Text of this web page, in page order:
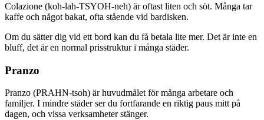
Colazione (koh-lah-TSYOH-neh) är oftast liten och söt. Många tar
kaffe och något bakat, ofta stående vid bardisken.
Om du sätter dig vid ett bord kan du få betala lite mer. Det är inte en
bluff, det är en normal prisstruktur i många städer.
Pranzo
Pranzo (PRAHN-tsoh) är huvudmålet för många arbetare och
familjer. I mindre städer ser du fortfarande en riktig paus mitt på
dagen, och vissa verksamheter stänger.